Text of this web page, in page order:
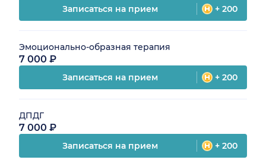
Записаться на прием + 200
Эмоционально-образная терапия
7 000 ₽
Записаться на прием + 200
ДПДГ
7 000 ₽
Записаться на прием + 200